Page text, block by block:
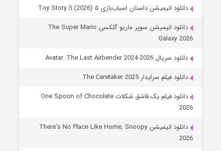
دانلود انیمیشن داستان اسباب‌بازی ۵ Toy Story 5 (2026)
دانلود انیمیشن سوپر ماریو گلکسی The Super Mario
Galaxy 2026
دانلود سریال Avatar: The Last Airbender 2024-2026
دانلود فیلم سرایدار The Caretaker 2025
دانلود فیلم یک قاشق شکلات One Spoon of Chocolate
2026
دانلود انیمیشن There’s No Place Like Home, Snoopy
2026